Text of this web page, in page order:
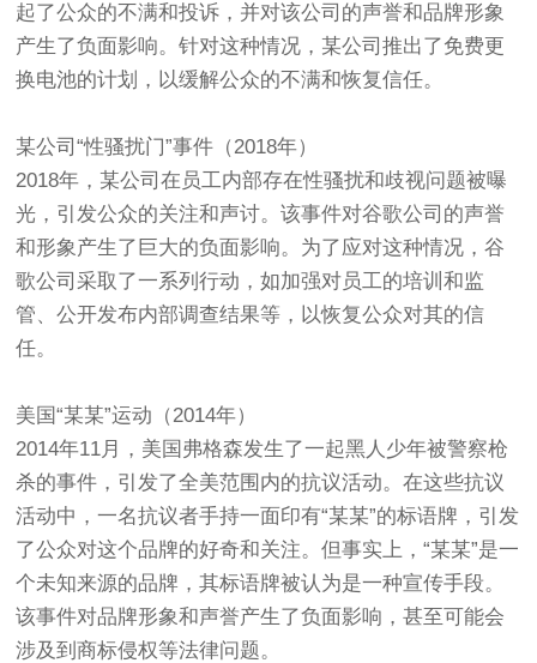
起了公众的不满和投诉，并对该公司的声誉和品牌形象
产生了负面影响。针对这种情况，某公司推出了免费更
换电池的计划，以缓解公众的不满和恢复信任。
某公司“性骚扰门”事件（2018年）
2018年，某公司在员工内部存在性骚扰和歧视问题被曝
光，引发公众的关注和声讨。该事件对谷歌公司的声誉
和形象产生了巨大的负面影响。为了应对这种情况，谷
歌公司采取了一系列行动，如加强对员工的培训和监
管、公开发布内部调查结果等，以恢复公众对其的信
任。
美国“某某”运动（2014年）
2014年11月，美国弗格森发生了一起黑人少年被警察枪
杀的事件，引发了全美范围内的抗议活动。在这些抗议
活动中，一名抗议者手持一面印有“某某”的标语牌，引发
了公众对这个品牌的好奇和关注。但事实上，“某某”是一
个未知来源的品牌，其标语牌被认为是一种宣传手段。
该事件对品牌形象和声誉产生了负面影响，甚至可能会
涉及到商标侵权等法律问题。